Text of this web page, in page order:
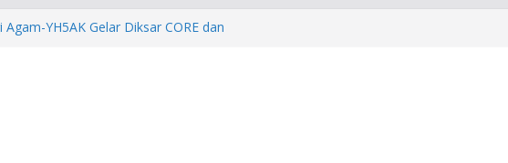
YH5AK Gelar Diksar CORE dan
(YC5NNF) Resmi Pimpin ORARI Lokal
Dikukuhkan Langsung Ketua Orari